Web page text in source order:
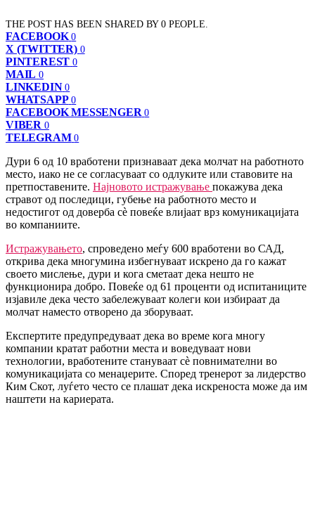
THE POST HAS BEEN SHARED BY0 PEOPLE.
FACEBOOK 0
X (TWITTER) 0
PINTEREST 0
MAIL 0
LINKEDIN 0
WHATSAPP 0
FACEBOOK MESSENGER 0
VIBER 0
TELEGRAM 0
Дури 6 од 10 вработени признаваат дека молчат на работното
место, иако не се согласуваат со одлуките или ставовите на
претпоставените. Најновото истражување покажува дека
стравот од последици, губење на работното место и
недостигот од доверба сè повеќе влијаат врз комуникацијата
во компаниите.
Истражувањето, спроведено меѓу 600 вработени во САД,
открива дека многумина избегнуваат искрено да го кажат
своето мислење, дури и кога сметаат дека нешто не
функционира добро. Повеќе од 61 проценти од испитаниците
изјавиле дека често забележуваат колеги кои избираат да
молчат наместо отворено да зборуваат.
Експертите предупредуваат дека во време кога многу
компании кратат работни места и воведуваат нови
технологии, вработените стануваат сè повнимателни во
комуникацијата со менаџерите. Според тренерот за лидерство
Ким Скот, луѓето често се плашат дека искреноста може да им
наштети на кариерата.